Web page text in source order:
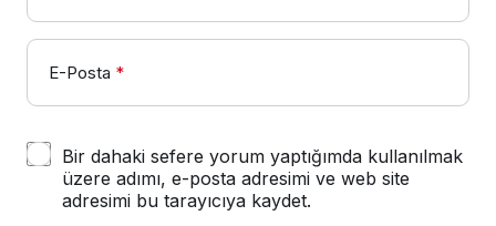
E-Posta *
Bir dahaki sefere yorum yaptığımda kullanılmak
üzere adımı, e-posta adresimi ve web site
adresimi bu tarayıcıya kaydet.